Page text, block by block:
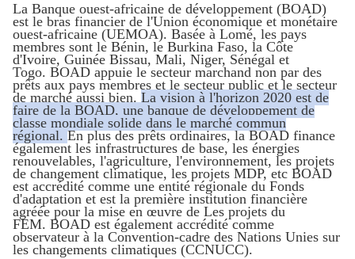
La Banque ouest-africaine de développement (BOAD)
est le bras financier de l'Union économique et monétaire
ouest-africaine (UEMOA). Basée à Lomé, les pays
membres sont le Bénin, le Burkina Faso, la Côte
d'Ivoire, Guinée Bissau, Mali, Niger, Sénégal et
Togo. BOAD appuie le secteur marchand non par des
prêts aux pays membres et le secteur public et le secteur
de marché aussi bien. La vision à l'horizon 2020 est de
faire de la BOAD, une banque de développement de
classe mondiale solide dans le marché commun
régional. En plus des prêts ordinaires, la BOAD finance
également les infrastructures de base, les énergies
renouvelables, l'agriculture, l'environnement, les projets
de changement climatique, les projets MDP, etc BOAD
est accrédité comme une entité régionale du Fonds
d'adaptation et est la première institution financière
agréée pour la mise en œuvre de Les projets du
FEM. BOAD est également accrédité comme
observateur à la Convention-cadre des Nations Unies sur
les changements climatiques (CCNUCC).